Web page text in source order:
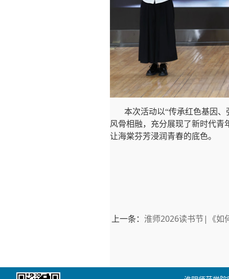
本次活动以“传承红色基因
风骨相融，充分展现了新时代青
让海棠芬芳浸润青春的底色。
上一条： 淮师2026读书节|《如